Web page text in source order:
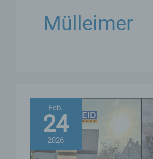
Mülleimer
Feb.
24
2026